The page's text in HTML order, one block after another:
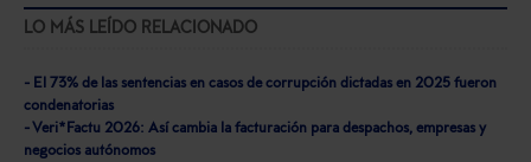
LO MÁS LEÍDO RELACIONADO
- El 73% de las sentencias en casos de corrupción dictadas en 2025 fueron
condenatorias
- Veri*Factu 2026: Así cambia la facturación para despachos, empresas y
negocios autónomos